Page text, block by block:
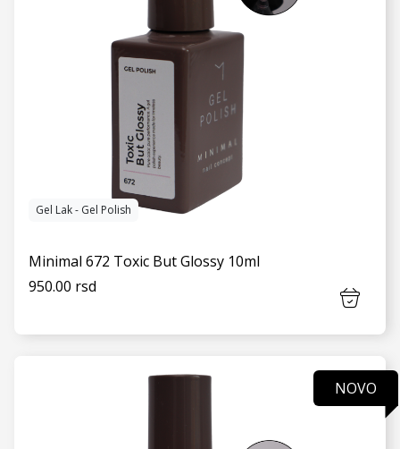
Gel Lak - Gel Polish
Minimal 672 Toxic But Glossy 10ml
950.00 rsd
NOVO